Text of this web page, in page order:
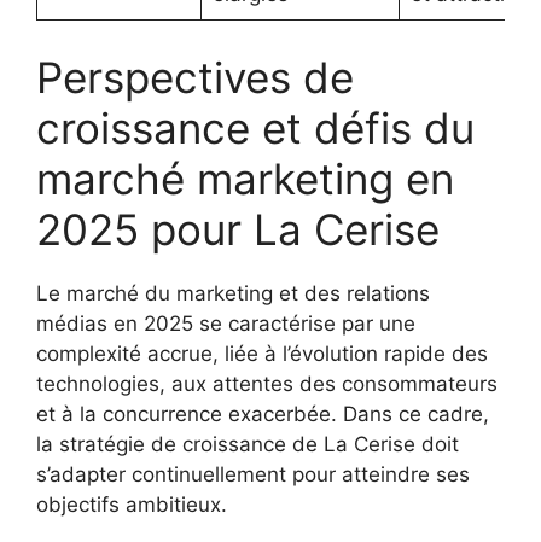
Perspectives de
croissance et défis du
marché marketing en
2025 pour La Cerise
Le marché du marketing et des relations
médias en 2025 se caractérise par une
complexité accrue, liée à l’évolution rapide des
technologies, aux attentes des consommateurs
et à la concurrence exacerbée. Dans ce cadre,
la stratégie de croissance de La Cerise doit
s’adapter continuellement pour atteindre ses
objectifs ambitieux.